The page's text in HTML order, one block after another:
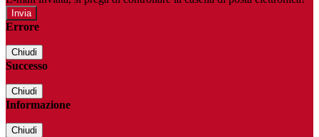
Errore
Chiudi
Successo
Chiudi
Informazione
Chiudi